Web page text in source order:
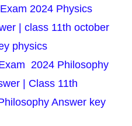
2024 Physics
| class 11th october
physics
2024 Philosophy
| Class 11th
Answer key